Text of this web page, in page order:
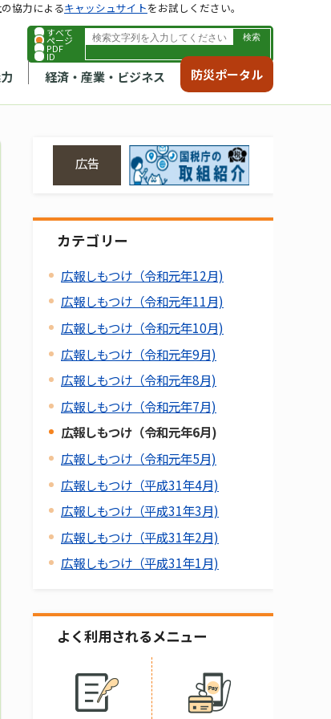
すべて
ページ
PDF
ID
経済・産業・ビジネス 防災ポータル
協力によるキャッシュサイトをお試しください。
広告
カテゴリー
広報しもつけ（令和元年12月)
広報しもつけ（令和元年11月)
広報しもつけ（令和元年10月)
広報しもつけ（令和元年9月)
広報しもつけ（令和元年8月)
広報しもつけ（令和元年7月)
広報しもつけ（令和元年6月)
広報しもつけ（令和元年5月)
広報しもつけ（平成31年4月)
広報しもつけ（平成31年3月)
広報しもつけ（平成31年2月)
広報しもつけ（平成31年1月)
よく利用されるメニュー